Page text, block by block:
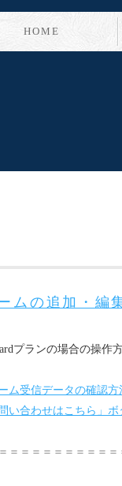
HOME
ムの追加・編
プランの場合の操作
ム受信データの確認方
い合わせはこちら」ボ
＝＝＝＝＝＝＝＝＝